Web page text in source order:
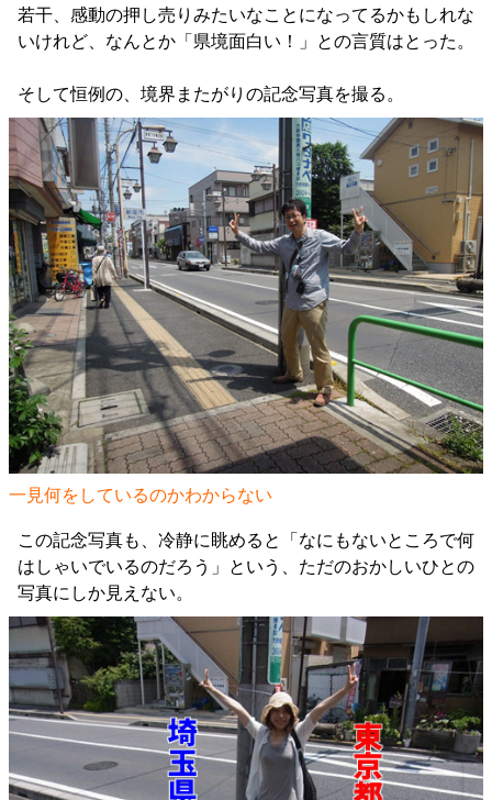
若干、感動の押し売りみたいなことになってるかもしれな
いけれど、なんとか「県境面白い！」との言質はとった。
そして恒例の、境界またがりの記念写真を撮る。
一見何をしているのかわからない
この記念写真も、冷静に眺めると「なにもないところで何
はしゃいでいるのだろう」という、ただのおかしいひとの
写真にしか見えない。